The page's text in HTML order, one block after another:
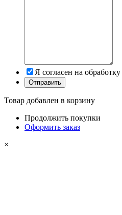
Я согласен на обработку
Товар добавлен в корзину
Продолжить покупки
Оформить заказ
×